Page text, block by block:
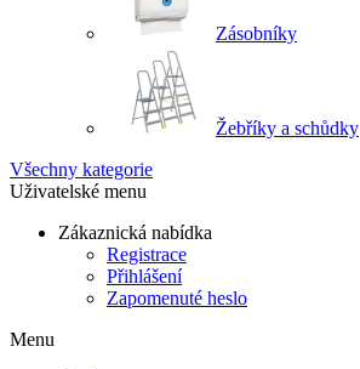
Zásobníky
Žebříky a schůdky
Všechny kategorie
Uživatelské menu
Zákaznická nabídka
Registrace
Přihlášení
Zapomenuté heslo
Menu